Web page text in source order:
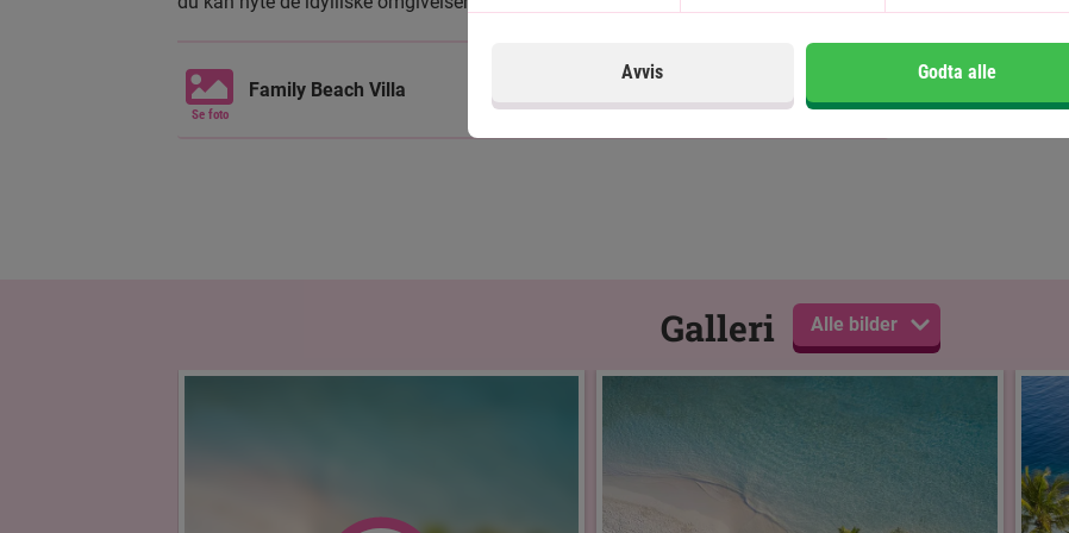
tennis, beachvolley eller ping-pong. Resortet har også et treningsrom, der du kan få
opp pulsen og en liten smykkebutikk og en souvenirbutikk, så du kan kjøpe med litt
gaver til de som er hjemme.
Royal Island Resort & Spa har også en vidunderlig, frodig hage og en luksuriøs spa-
mens du nyter den vidunderlige utsikten over det endeløse Indiske Ocean. Resortet
har to restauranter – en buffetrestaurant, som byr på en overdådig buffet med retter
fra hele verden, og en koselig a la carte-restaurant, som serverer lekre, lokale
spesialiteter, grillet kjøtt log massevis af ferskfanget sjømat.
Se foto
Family Beach Villa
Galleri Alle bilder
Avvis Godta alle